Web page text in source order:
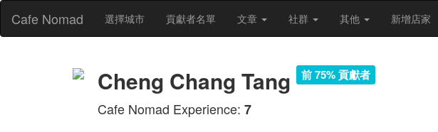
Cafe Nomad 選擇城市 貢獻者名單 文章 社群 其他 新增店家
Cheng Chang Tang 前 75% 貢獻者
Cafe Nomad Experience: 7